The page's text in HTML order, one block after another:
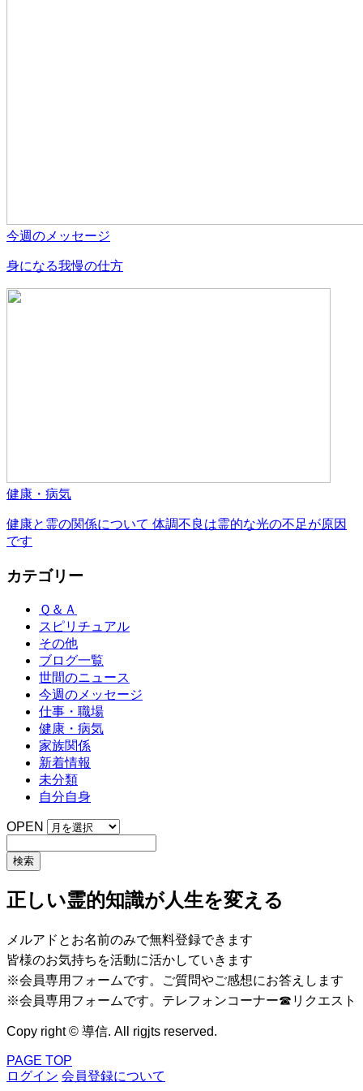
今週のメッセージ
身になる我慢の仕方
健康・病気
健康と霊の関係について 体調不良は霊的な光の不足が原因
です
カテゴリー
Ｑ＆Ａ
スピリチュアル
その他
ブログ一覧
世間のニュース
今週のメッセージ
仕事・職場
健康・病気
家族関係
新着情報
未分類
自分自身
OPEN
正しい霊的知識が人生を変える
メルアドとお名前のみで無料登録できます
皆様のお気持ちを活動に活かしていきます
※会員専用フォームです。ご質問やご感想にお答えします
※会員専用フォームです。テレフォンコーナー☎リクエスト
Copy right © 導信. All rigjts reserved.
PAGE TOP
ログイン 会員登録について